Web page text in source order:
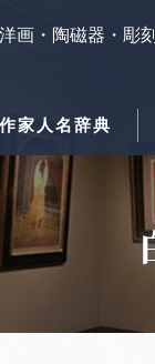
画・陶磁器・彫
家人名辞典